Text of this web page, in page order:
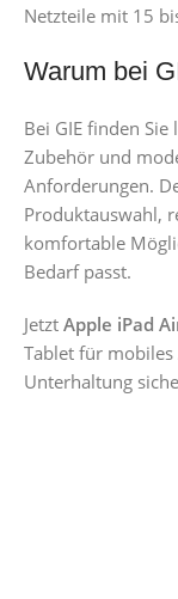
Netzteile mit 15
Warum bei
Bei GIE finden
Zubehör und
Anforderungen.
Produktauswahl,
komfortable
Bedarf passt.
Jetzt Apple iPad
Tablet für
Unterhaltung